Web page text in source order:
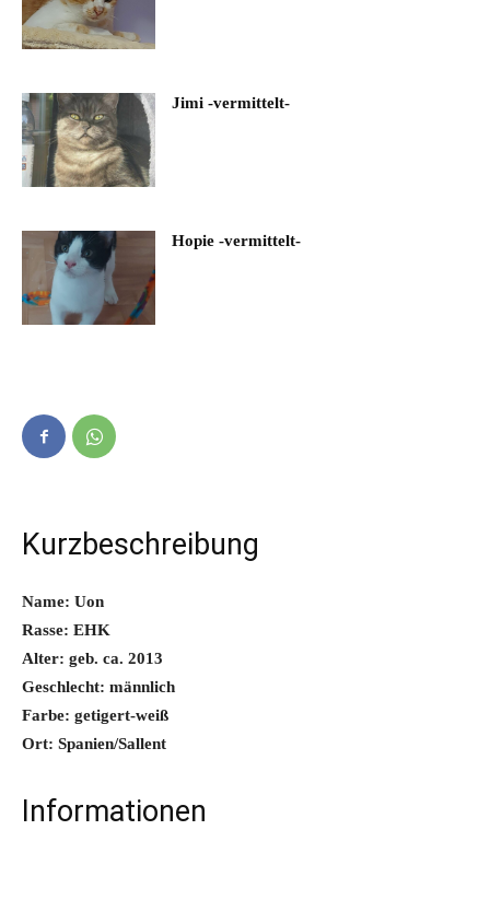
Jimi -vermittelt-
Hopie -vermittelt-